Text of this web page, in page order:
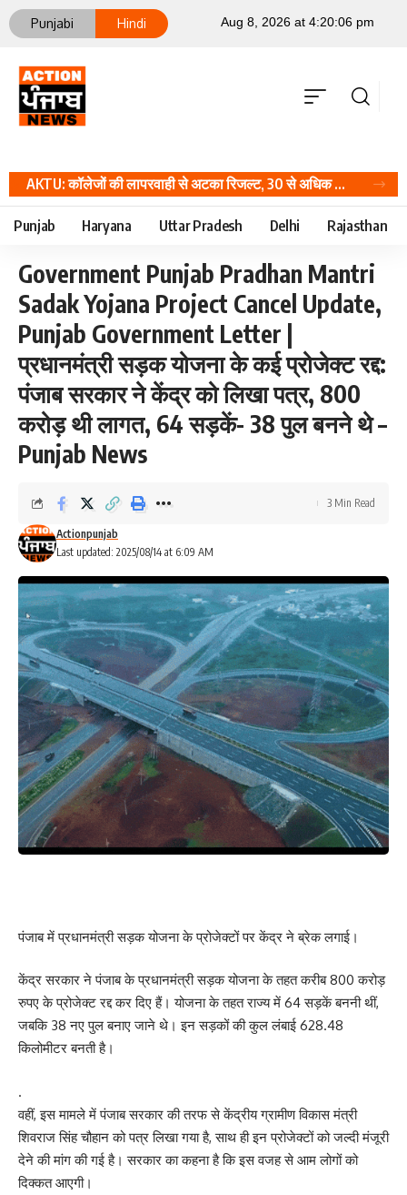
Punjabi Hindi
AKTU: कॉलेजों की लापरवाही से अटका रिजल्ट, 30 से अधिक संस्थानों में फिर होंगे प्रैक्टिकल; जानें वजह, Career Hindi News
Punjab Haryana Uttar Pradesh Delhi Rajasthan
Government Punjab Pradhan Mantri
Sadak Yojana Project Cancel Update,
Punjab Government Letter |
प्रधानमंत्री सड़क योजना के कई प्रोजेक्ट रद्द:
पंजाब सरकार ने केंद्र को लिखा पत्र, 800
करोड़ थी लागत, 64 सड़कें- 38 पुल बनने थे –
Punjab News
Last updated: 2025/08/14 at 6:09 AM
Actionpunjab
3 Min Read
पंजाब में प्रधानमंत्री सड़क योजना के प्रोजेक्टों पर केंद्र ने ब्रेक लगाई।
केंद्र सरकार ने पंजाब के प्रधानमंत्री सड़क योजना के तहत करीब 800 करोड़
रुपए के प्रोजेक्ट रद्द कर दिए हैं। योजना के तहत राज्य में 64 सड़कें बननी थीं,
जबकि 38 नए पुल बनाए जाने थे। इन सड़कों की कुल लंबाई 628.48
किलोमीटर बनती है।
.
वहीं, इस मामले में पंजाब सरकार की तरफ से केंद्रीय ग्रामीण विकास मंत्री
शिवराज सिंह चौहान को पत्र लिखा गया है, साथ ही इन प्रोजेक्टों को जल्दी मंजूरी
देने की मांग की गई है। सरकार का कहना है कि इस वजह से आम लोगों को
दिक्कत आएगी।